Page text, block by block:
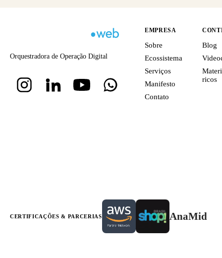
Orquestradora de Operação Digital
EMPRESA
Sobre
Ecossistema
Serviços
Manifesto
Contato
Blog
ricos
CERTIFICAÇÕES & PARCERIAS AnaMid